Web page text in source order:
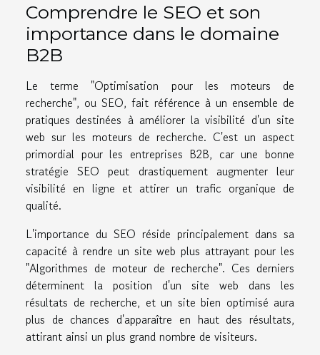
Comprendre le SEO et son
importance dans le domaine
B2B
Le terme "Optimisation pour les moteurs de
recherche", ou SEO, fait référence à un ensemble de
pratiques destinées à améliorer la visibilité d'un site
web sur les moteurs de recherche. C'est un aspect
primordial pour les entreprises B2B, car une bonne
stratégie SEO peut drastiquement augmenter leur
visibilité en ligne et attirer un trafic organique de
qualité.
L'importance du SEO réside principalement dans sa
capacité à rendre un site web plus attrayant pour les
"Algorithmes de moteur de recherche". Ces derniers
déterminent la position d'un site web dans les
résultats de recherche, et un site bien optimisé aura
plus de chances d'apparaître en haut des résultats,
attirant ainsi un plus grand nombre de visiteurs.